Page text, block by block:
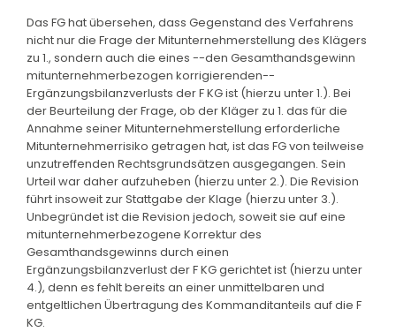
Das FG hat übersehen, dass Gegenstand des Verfahrens
nicht nur die Frage der Mitunternehmerstellung des Klägers
zu 1., sondern auch die eines --den Gesamthandsgewinn
mitunternehmerbezogen korrigierenden--
Ergänzungsbilanzverlusts der F KG ist (hierzu unter 1.). Bei
der Beurteilung der Frage, ob der Kläger zu 1. das für die
Annahme seiner Mitunternehmerstellung erforderliche
Mitunternehmerrisiko getragen hat, ist das FG von teilweise
unzutreffenden Rechtsgrundsätzen ausgegangen. Sein
Urteil war daher aufzuheben (hierzu unter 2.). Die Revision
führt insoweit zur Stattgabe der Klage (hierzu unter 3.).
Unbegründet ist die Revision jedoch, soweit sie auf eine
mitunternehmerbezogene Korrektur des
Gesamthandsgewinns durch einen
Ergänzungsbilanzverlust der F KG gerichtet ist (hierzu unter
4.), denn es fehlt bereits an einer unmittelbaren und
entgeltlichen Übertragung des Kommanditanteils auf die F
KG.